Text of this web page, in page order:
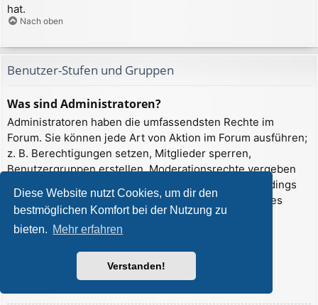
Diese Website nutzt Cookies, um dir den
bestmöglichen Komfort bei der Nutzung zu
bieten. Mehr erfahren
Verstanden!
hat.
Nach oben
Benutzer-Stufen und Gruppen
Was sind Administratoren?
Administratoren haben die umfassendsten Rechte im
Forum. Sie können jede Art von Aktion im Forum ausführen;
z. B. Berechtigungen setzen, Mitglieder sperren,
Benutzergruppen erstellen, Moderationsrechte vergeben
usw. Die Rechte, die ein Administrator hat, sind allerdings
davon abhängig, welche Rechte ihnen ein Gründer des
Forums oder ein anderer Administrator erteilt hat.
Administratoren können auch volle
entsprechende Recht erteilt wurde.